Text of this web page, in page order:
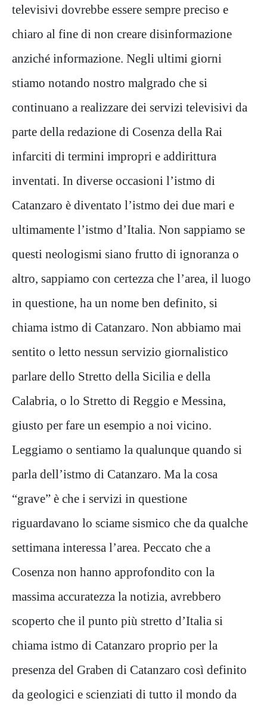
televisivi dovrebbe essere sempre preciso e
chiaro al fine di non creare disinformazione
anziché informazione. Negli ultimi giorni
stiamo notando nostro malgrado che si
continuano a realizzare dei servizi televisivi da
parte della redazione di Cosenza della Rai
infarciti di termini impropri e addirittura
inventati. In diverse occasioni l’istmo di
Catanzaro è diventato l’istmo dei due mari e
ultimamente l’istmo d’Italia. Non sappiamo se
questi neologismi siano frutto di ignoranza o
altro, sappiamo con certezza che l’area, il luogo
in questione, ha un nome ben definito, si
chiama istmo di Catanzaro. Non abbiamo mai
sentito o letto nessun servizio giornalistico
parlare dello Stretto della Sicilia e della
Calabria, o lo Stretto di Reggio e Messina,
giusto per fare un esempio a noi vicino.
Leggiamo o sentiamo la qualunque quando si
parla dell’istmo di Catanzaro. Ma la cosa
“grave” è che i servizi in questione
riguardavano lo sciame sismico che da qualche
settimana interessa l’area. Peccato che a
Cosenza non hanno approfondito con la
massima accuratezza la notizia, avrebbero
scoperto che il punto più stretto d’Italia si
chiama istmo di Catanzaro proprio per la
presenza del Graben di Catanzaro così definito
da geologici e scienziati di tutto il mondo da